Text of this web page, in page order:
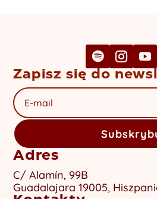
Zapisz się do
Adres
C/ Alamín, 99B
Guadalajara 19005,